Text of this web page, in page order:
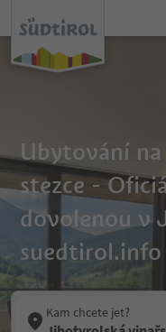
Ubytování
stezce -
dovolenou v
suedtirol.info
Kam chcete jet?